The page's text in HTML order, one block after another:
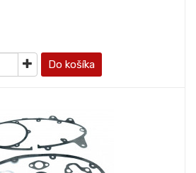
Do košíka